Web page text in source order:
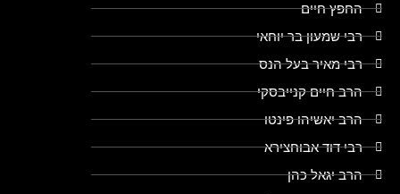
החפץ חיים
רבי שמעון בר יוחאי
רבי מאיר בעל הנס
הרב חיים קנייבסקי
הרב יאשיהו פינטו
רבי דוד אבוחצירא
הרב יגאל כהן